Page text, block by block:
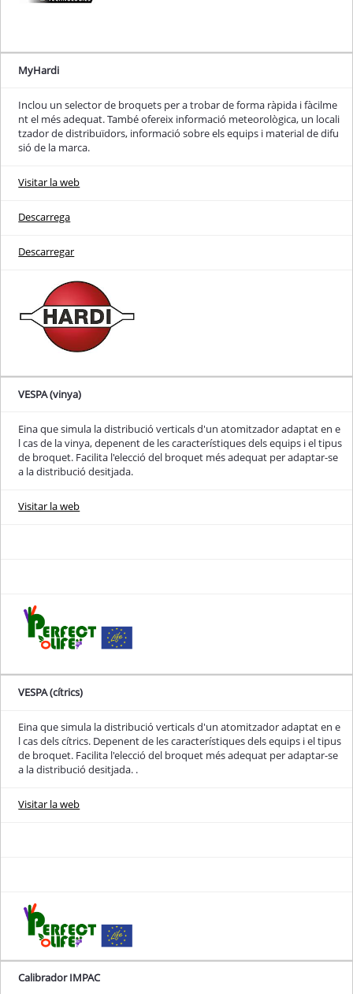
MyHardi
Inclou un selector de broquets per a trobar de forma ràpida i fàcilme
nt el més adequat. També ofereix informació meteorològica, un locali
tzador de distribuïdors, informació sobre els equips i material de difu
sió de la marca.
Visitar la web
Descarrega
Descarregar
VESPA (vinya)
Eina que simula la distribució verticals d'un atomitzador adaptat en e
l cas de la vinya, depenent de les característiques dels equips i el tipus
de broquet. Facilita l'elecció del broquet més adequat per adaptar-se
a la distribució desitjada.
Visitar la web
VESPA (cítrics)
Eina que simula la distribució verticals d'un atomitzador adaptat en e
l cas dels cítrics. Depenent de les característiques dels equips i el tipus
de broquet. Facilita l'elecció del broquet més adequat per adaptar-se
a la distribució desitjada. .
Visitar la web
Calibrador IMPAC